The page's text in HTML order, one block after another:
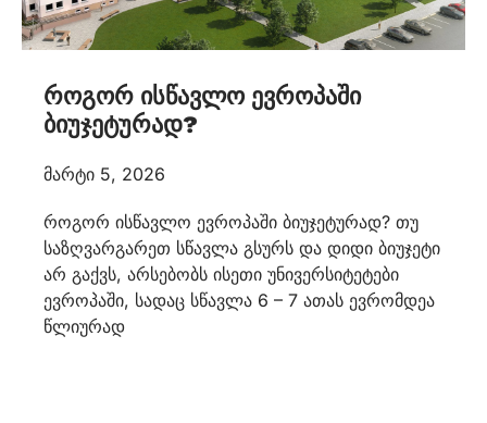
როგორ ისწავლო ევროპაში
ბიუჯეტურად?
მარტი 5, 2026
როგორ ისწავლო ევროპაში ბიუჯეტურად? თუ
საზღვარგარეთ სწავლა გსურს და დიდი ბიუჯეტი
არ გაქვს, არსებობს ისეთი უნივერსიტეტები
ევროპაში, სადაც სწავლა 6 – 7 ათას ევრომდეა
წლიურად